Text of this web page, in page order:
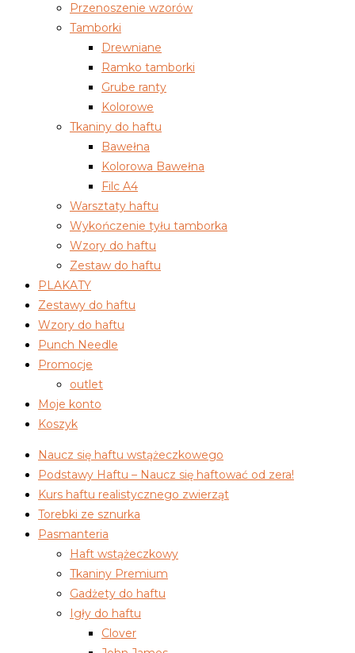
Przenoszenie wzorów
Tamborki
Drewniane
Ramko tamborki
Grube ranty
Kolorowe
Tkaniny do haftu
Bawełna
Kolorowa Bawełna
Filc A4
Warsztaty haftu
Wykończenie tyłu tamborka
Wzory do haftu
Zestaw do haftu
PLAKATY
Zestawy do haftu
Wzory do haftu
Punch Needle
Promocje
outlet
Moje konto
Koszyk
Naucz się haftu wstążeczkowego
Podstawy Haftu – Naucz się haftować od zera!
Kurs haftu realistycznego zwierząt
Torebki ze sznurka
Pasmanteria
Haft wstążeczkowy
Tkaniny Premium
Gadżety do haftu
Igły do haftu
Clover